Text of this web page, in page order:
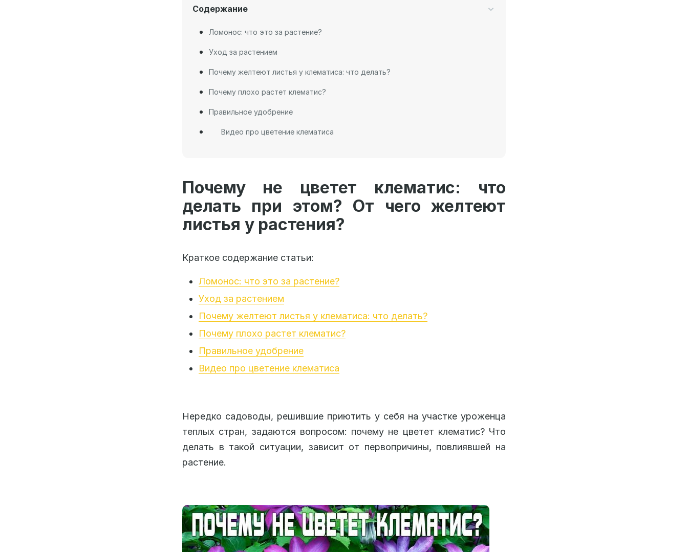
Содержание
Ломонос: что это за растение?
Уход за растением
Почему желтеют листья у клематиса: что делать?
Почему плохо растет клематис?
Правильное удобрение
Видео про цветение клематиса
Почему не цветет клематис: что
делать при этом? От чего желтеют
листья у растения?
Краткое содержание статьи:
Ломонос: что это за растение?
Уход за растением
Почему желтеют листья у клематиса: что делать?
Почему плохо растет клематис?
Правильное удобрение
Видео про цветение клематиса
Нередко садоводы, решившие приютить у себя на участке уроженца
теплых стран, задаются вопросом: почему не цветет клематис? Что
делать в такой ситуации, зависит от первопричины, повлиявшей на
растение.